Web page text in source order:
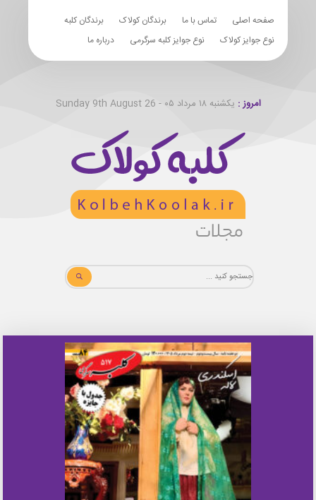
صفحه اصلی تماس با ما برندگان کولاک
برندگان کلبه
نوع جوایز کولاک
نوع جوایز کلبه سرگرمی درباره ما
امروز : یکشنبه ۱۸ مرداد ۰۵ - Sunday 9th August 26